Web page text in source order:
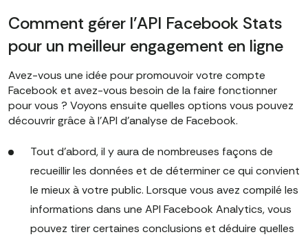
Comment gérer l'API Facebook Stats
pour un meilleur engagement en ligne
Avez-vous une idée pour promouvoir votre compte
Facebook et avez-vous besoin de la faire fonctionner
pour vous ? Voyons ensuite quelles options vous pouvez
découvrir grâce à l'API d'analyse de Facebook.
Tout d'abord, il y aura de nombreuses façons de
recueillir les données et de déterminer ce qui convient
le mieux à votre public. Lorsque vous avez compilé les
informations dans une API Facebook Analytics, vous
pouvez tirer certaines conclusions et déduire quelles